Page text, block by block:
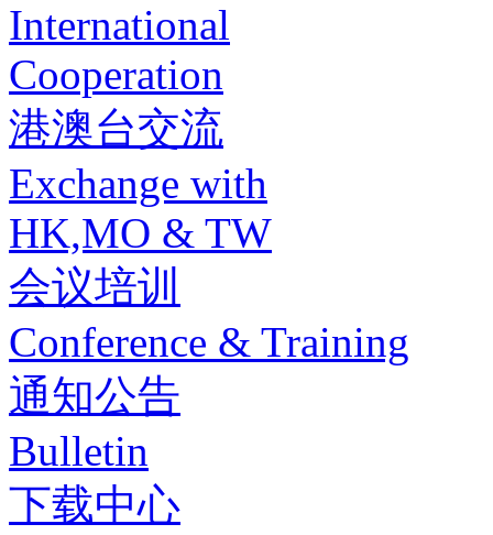
International
Cooperation
港澳台交流
Exchange with
HK,MO & TW
会议培训
Conference & Training
通知公告
Bulletin
下载中心